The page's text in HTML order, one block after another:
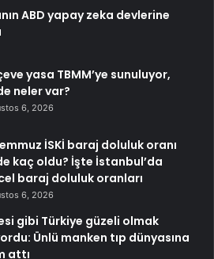
ABD yapay zeka devlerine
yasa TBMM’ye sunuluyor,
neler var?
6, 2026
İSKİ baraj doluluk oranı
kaç oldu? İşte İstanbul’da
baraj doluluk oranları
6, 2026
gibi Türkiye güzeli olmak
Ünlü manken tıp dünyasına
attı